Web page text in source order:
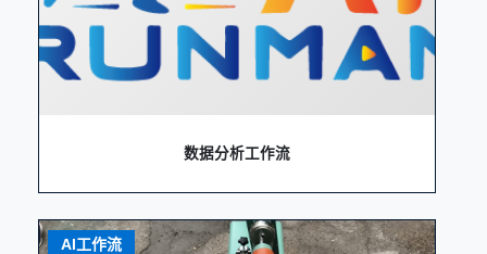
数据分析工作流
AI工作流